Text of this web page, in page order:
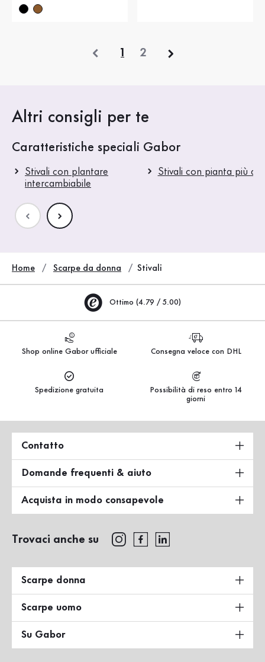
1 2
Altri consigli per te
Caratteristiche speciali Gabor
Stivali con plantare
intercambiabile
Stivali con pianta più
Home Scarpe da donna Stivali
Ottimo (4.79 / 5.00)
Shop online Gabor ufficiale Consegna veloce con DHL
Spedizione gratuita
Possibilità di reso entro 14
giorni
Contatto
Domande frequenti & aiuto
Acquista in modo consapevole
Trovaci anche su
Scarpe donna
Scarpe uomo
Su Gabor